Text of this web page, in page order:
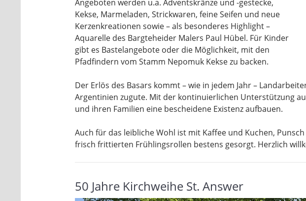
Angeboten werden u.a. Adventskränze und -gestecke,
Kekse, Marmeladen, Strickwaren, feine Seifen und neue
Kerzenkreationen sowie – als besonderes Highlight –
Aquarelle des Bargteheider Malers Paul Hübel. Für Kinder
gibt es Bastelangebote oder die Möglichkeit, mit den
Pfadfindern vom Stamm Nepomuk Kekse zu backen.
Der Erlös des Basars kommt – wie in jedem Jahr –
Argentinien zugute. Mit der kontinuierlichen Unterstützung
und ihren Familien eine bescheidene Existenz aufbauen.
Auch für das leibliche Wohl ist mit Kaffee und Kuchen,
frisch frittierten Frühlingsrollen bestens gesorgt. Herzlich
50 Jahre Kirchweihe St. Answer